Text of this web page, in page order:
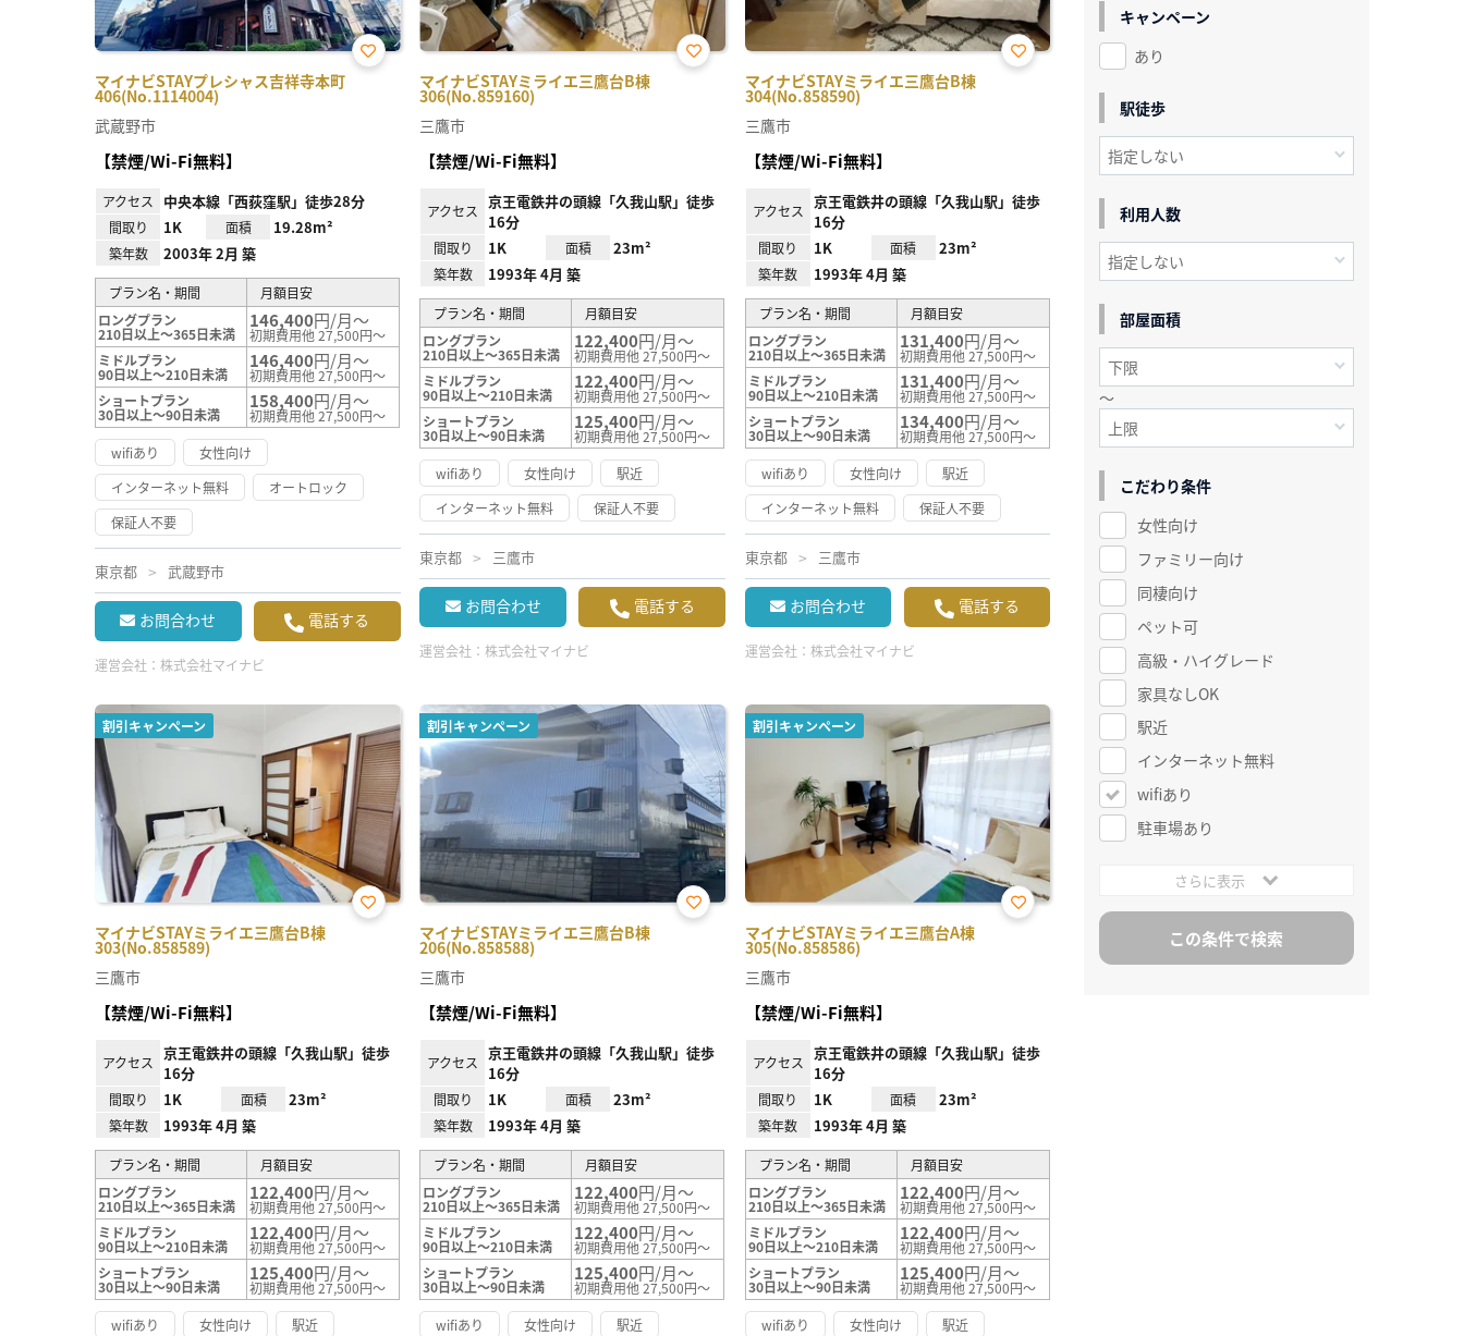
マイナビSTAYプレシャス吉祥寺本町
406(No.1114004)
お気
武蔵野市
【禁煙/Wi-Fi無料】
アクセス 中央本線「西荻窪駅」徒歩28分
間取り 1K 面積 19.28m²
築年数 2003年 2月 築
プラン名・期間
月額目安
ロングプラン
210日以上～365日未満
146,400円/月～
初期費用他 27,500円～
ミドルプラン
90日以上～210日未満
146,400円/月～
初期費用他 27,500円～
ショートプラン
30日以上～90日未満
158,400円/月～
初期費用他 27,500円～
wifiあり
女性向け
インターネット無料
オートロック
保証人不要
東京都 武蔵野市
お問合わせ 電話する
運営会社： 株式会社マイナビ
マイナビSTAYミライエ三鷹台B棟
306(No.859160)
お気
三鷹市
【禁煙/Wi-Fi無料】
アクセス
京王電鉄井の頭線「久我山駅」徒歩
16分
間取り 1K 面積 23m²
築年数 1993年 4月 築
プラン名・期間
月額目安
ロングプラン
210日以上～365日未満
122,400円/月～
初期費用他 27,500円～
ミドルプラン
90日以上～210日未満
122,400円/月～
初期費用他 27,500円～
ショートプラン
30日以上～90日未満
125,400円/月～
初期費用他 27,500円～
wifiあり
女性向け
駅近
インターネット無料
保証人不要
東京都 三鷹市
お問合わせ 電話する
運営会社：株式会社マイナビ
マイナビSTAYミライエ三鷹台B棟
304(No.858590)
お気
三鷹市
【禁煙/Wi-Fi無料】
アクセス
京王電鉄井の頭線「久我山駅」徒歩
16分
間取り 1K 面積 23m²
築年数 1993年 4月 築
プラン名・期間
月額目安
ロングプラン
210日以上～365日未満
131,400円/月～
初期費用他 27,500円～
ミドルプラン
90日以上～210日未満
131,400円/月～
初期費用他 27,500円～
ショートプラン
30日以上～90日未満
134,400円/月～
初期費用他 27,500円～
wifiあり
女性向け
駅近
インターネット無料
保証人不要
東京都 三鷹市
お問合わせ 電話する
運営会社： 株式会社マイナビ
割引キャンペーン
マイナビSTAYミライエ三鷹台B棟
303(No.858589)
お気
三鷹市
【禁煙/Wi-Fi無料】
アクセス
京王電鉄井の頭線「久我山駅」徒歩
16分
間取り 1K 面積 23m²
築年数 1993年 4月 築
プラン名・期間
月額目安
ロングプラン
210日以上～365日未満
122,400円/月～
初期費用他 27,500円～
ミドルプラン
90日以上～210日未満
122,400円/月～
初期費用他 27,500円～
ショートプラン
30日以上～90日未満
125,400円/月～
初期費用他 27,500円～
wifiあり
女性向け
駅近
割引キャンペーン
マイナビSTAYミライエ三鷹台B棟
206(No.858588)
お気
三鷹市
【禁煙/Wi-Fi無料】
アクセス
京王電鉄井の頭線「久我山駅」徒歩
16分
間取り 1K 面積 23m²
築年数 1993年 4月 築
プラン名・期間
月額目安
ロングプラン
210日以上～365日未満
122,400円/月～
初期費用他 27,500円～
ミドルプラン
90日以上～210日未満
122,400円/月～
初期費用他 27,500円～
ショートプラン
30日以上～90日未満
125,400円/月～
初期費用他 27,500円～
wifiあり
女性向け
駅近
割引キャンペーン
マイナビSTAYミライエ三鷹台A棟
305(No.858586)
お気
三鷹市
【禁煙/Wi-Fi無料】
アクセス
京王電鉄井の頭線「久我山駅」徒歩
16分
間取り 1K 面積 23m²
築年数 1993年 4月 築
プラン名・期間
月額目安
ロングプラン
210日以上～365日未満
122,400円/月～
初期費用他 27,500円～
ミドルプラン
90日以上～210日未満
122,400円/月～
初期費用他 27,500円～
ショートプラン
30日以上～90日未満
125,400円/月～
初期費用他 27,500円～
wifiあり
女性向け
駅近
キャンペーン
あり
駅徒歩
利用人数
部屋面積
～
こだわり条件
女性向け
ファミリー向け
同棲向け
ペット可
高級・ハイグレード
家具なしOK
駅近
インターネット無料
wifiあり
駐車場あり
さらに表示